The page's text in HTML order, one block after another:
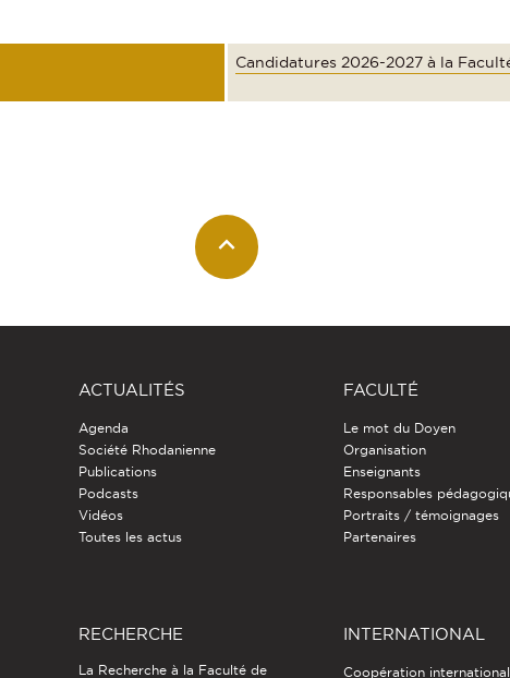
Candidatures 2026-2027 à la
ACTUALITÉS
Agenda
Société Rhodanienne
Publications
Podcasts
Vidéos
Toutes les actus
FACULTÉ
Le mot du Doyen
Organisation
Enseignants
Responsables
Portraits / témoignages
Partenaires
RECHERCHE
La Recherche à la Faculté de
INTERNATIONAL
Coopération